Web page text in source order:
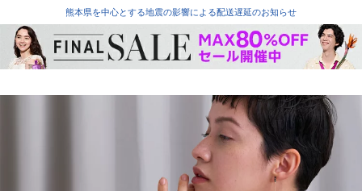
熊本県を中心とする地震の影響による配送遅延のお知らせ